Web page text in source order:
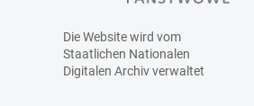
Die Website wird vom
Staatlichen Nationalen
Digitalen Archivverwaltet